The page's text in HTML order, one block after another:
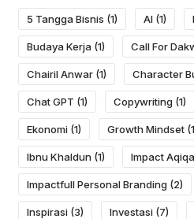
5 Tangga Bisnis (1) AI (1)
Budaya Kerja (1) Call For
Chairil Anwar (1) Character
Chat GPT (1) Copywriting (1)
Ekonomi (1) Growth Mindset
Ibnu Khaldun (1) Impact
Impactfull Personal Branding (2)
Inspirasi (3) Investasi (7)